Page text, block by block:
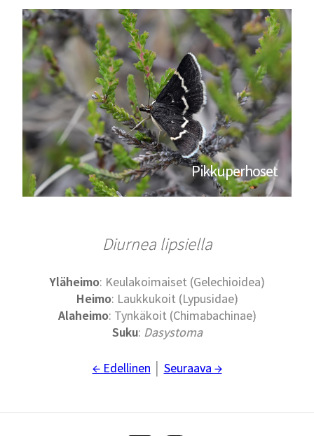
Pikkuperhoset
Diurnea lipsiella
Yläheimo: Keulakoimaiset (Gelechioidea)
Heimo: Laukkukoit (Lypusidae)
Alaheimo: Tynkäkoit (Chimabachinae)
Suku: Dasystoma
← Edellinen Seuraava →